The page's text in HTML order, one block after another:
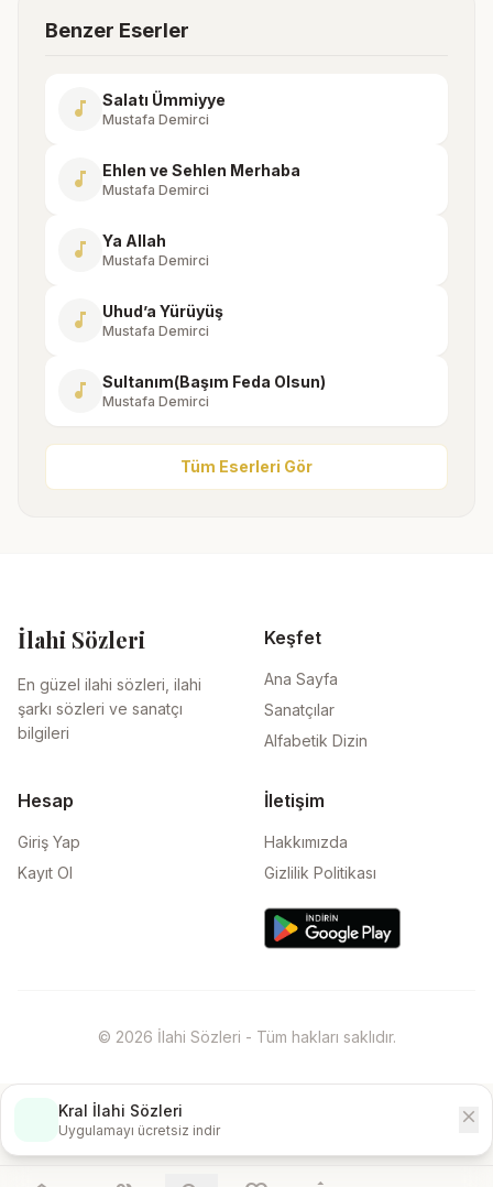
Benzer Eserler
music_note Salatı Ümmiyye
Mustafa Demirci
music_note Ehlen ve Sehlen Merhaba
Mustafa Demirci
music_note Ya Allah
Mustafa Demirci
music_note Uhud’a Yürüyüş
Mustafa Demirci
music_note Sultanım(Başım Feda Olsun)
Mustafa Demirci
Tüm Eserleri Gör
İlahi Sözleri
En güzel ilahi sözleri, ilahi
şarkı sözleri ve sanatçı
bilgileri
Keşfet
Ana Sayfa
Sanatçılar
Alfabetik Dizin
Hesap
Giriş Yap
Kayıt Ol
İletişim
Hakkımızda
Gizlilik Politikası
© 2026 İlahi Sözleri - Tüm hakları saklıdır.
Kral İlahi Sözleri
Uygulamayı ücretsiz indir
close